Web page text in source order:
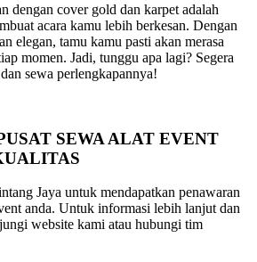
dengan cover gold dan karpet adalah
acara kamu lebih berkesan. Dengan
elegan, tamu kamu pasti akan merasa
momen. Jadi, tunggu apa lagi? Segera
sewa perlengkapannya!
SEWA ALAT EVENT
Jaya untuk mendapatkan penawaran
anda. Untuk informasi lebih lanjut dan
website kami atau hubungi tim